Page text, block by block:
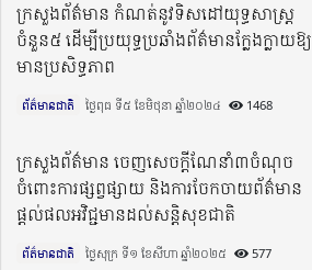
ក្រសួងព័ត៌មាន កំណត់នូវទិសដៅយុទ្ធសាស្ត្រ
ចំនួន៥ ដើម្បីប្រយុទ្ធប្រឆាំងព័ត៌មានក្លែងក្លាយឱ្យ
មានប្រសិទ្ធភាព
ព័ត៌មានជាតិ ថ្ងៃពុធ ទី៥ ខែមិថុនា ឆ្នាំ២០២៤​ 1468
ក្រសួងព័ត៌មាន ចេញសេចក្ដីណែនាំ៣ចំណុច
ចំពោះការផ្សព្វផ្សាយ និងការចែកចាយព័ត៌មាន
ផ្ដល់ផលអវិជ្ជមានដល់សន្ដិសុខជាតិ
ព័ត៌មានជាតិ ថ្ងៃសុក្រ ទី១ ខែសីហា ឆ្នាំ២០២៥​ 577